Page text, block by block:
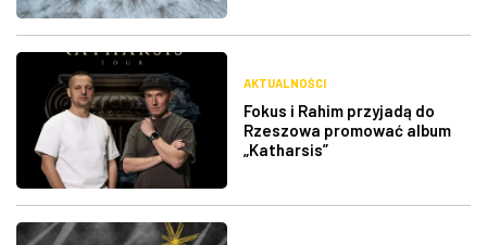
AKTUALNOŚCI
Fokus i Rahim przyjadą do
Rzeszowa promować album
„Katharsis”